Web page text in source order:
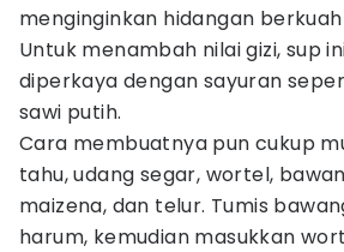
menginginkan hidangan
Untuk menambah nilai gizi, sup
diperkaya dengan sayuran
sawi putih.
Cara membuatnya pun cukup
tahu, udang segar, wortel,
maizena, dan telur. Tumis
harum, kemudian masukkan